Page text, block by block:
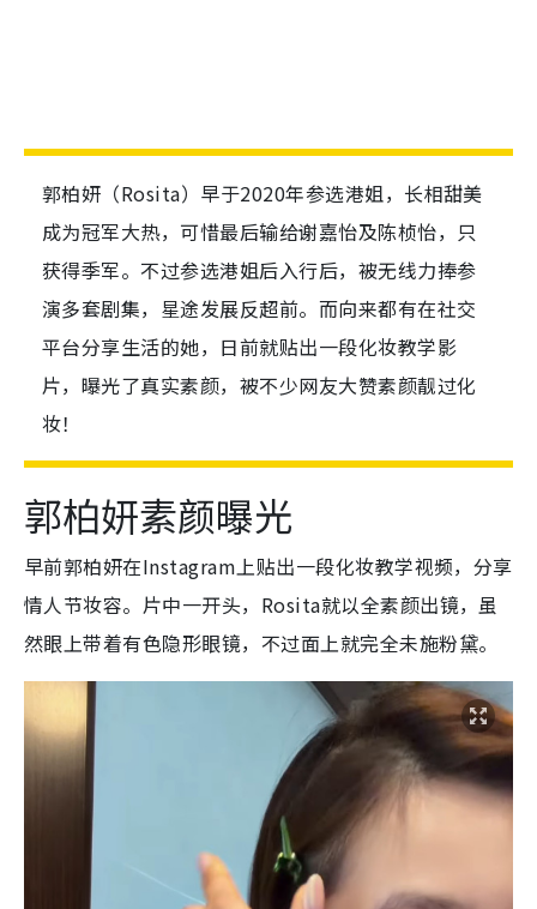
郭柏妍（Rosita）早于2020年参选港姐，长相甜美
成为冠军大热，可惜最后输给谢嘉怡及陈桢怡，只
获得季军。不过参选港姐后入行后，被无线力捧参
演多套剧集，星途发展反超前。而向来都有在社交
平台分享生活的她，日前就贴出一段化妆教学影
片，曝光了真实素颜，被不少网友大赞素颜靓过化
妆！
郭柏妍素颜曝光
早前郭柏妍在Instagram上贴出一段化妆教学视频，分享
情人节妆容。片中一开头，Rosita就以全素颜出镜，虽
然眼上带着有色隐形眼镜，不过面上就完全未施粉黛。